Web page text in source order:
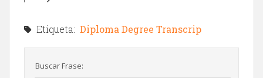
Etiqueta: Diploma Degree Transcrip
Buscar Frase: